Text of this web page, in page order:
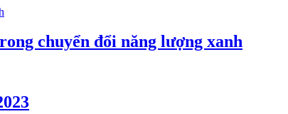
chuyển đổi năng lượng xanh